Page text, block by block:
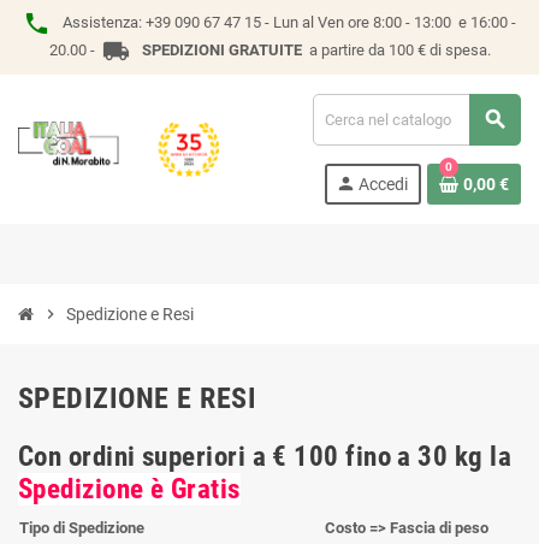
phone Assistenza: +39 090 67 47 15 - Lun al Ven ore 8:00 - 13:00 e 16:00 -
20.00 - local_shipping SPEDIZIONI GRATUITEa partire da 100 € di spesa.
search
person Accedi
0
0,00 €
chevron_right Spedizione e Resi
SPEDIZIONE E RESI
Con ordini superiori a € 100 fino a 30 kg la
Spedizione è Gratis
Tipo di Spedizione Costo => Fascia di peso